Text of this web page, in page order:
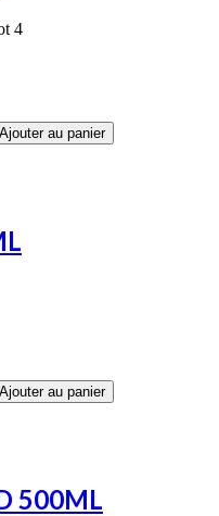
4
500ML